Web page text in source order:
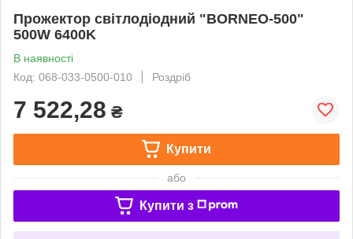
Прожектор світлодіодний "BORNEO-500"
500W 6400K
В наявності
Код: 068-033-0500-010
Роздріб
7 522,28 ₴
Купити
або
Купити з